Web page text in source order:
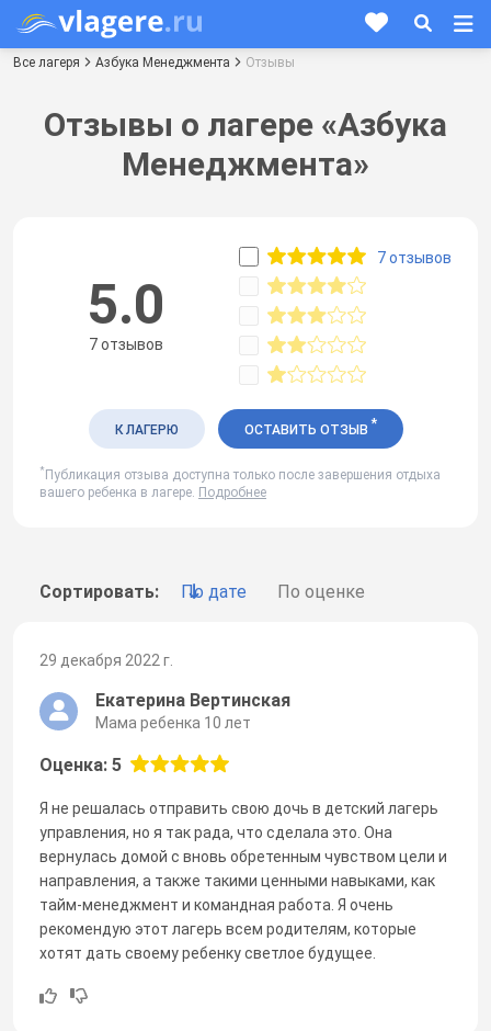
Все лагеря Азбука Менеджмента Отзывы
Отзывы о лагере «Азбука
Менеджмента»
Сортировать: По дате По оценке
29 декабря 2022 г.
Екатерина Вертинская
Мама ребенка 10 лет
Оценка: 5
Я не решалась отправить свою дочь в детский лагерь
управления, но я так рада, что сделала это. Она
вернулась домой с вновь обретенным чувством цели и
направления, а также такими ценными навыками, как
тайм-менеджмент и командная работа. Я очень
рекомендую этот лагерь всем родителям, которые
хотят дать своему ребенку светлое будущее.
5.0
7 отзывов
7 отзывов
К ЛАГЕРЮ ОСТАВИТЬ ОТЗЫВ *
* Публикация отзыва доступна только после завершения отдыха
вашего ребенка в лагере. Подробнее